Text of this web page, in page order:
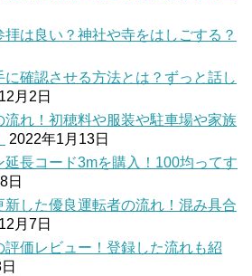
は良い？神社や寺をはしごする？
確認させる方法とは？ずっと話し
月2日
流れ！初穂料や服装や駐車場や家族
2022年1月13日
延長コード3mを購入！100均ってす
日
新した優良運転者の流れ！混み具合
月7日
評価レビュー！登録した流れも紹